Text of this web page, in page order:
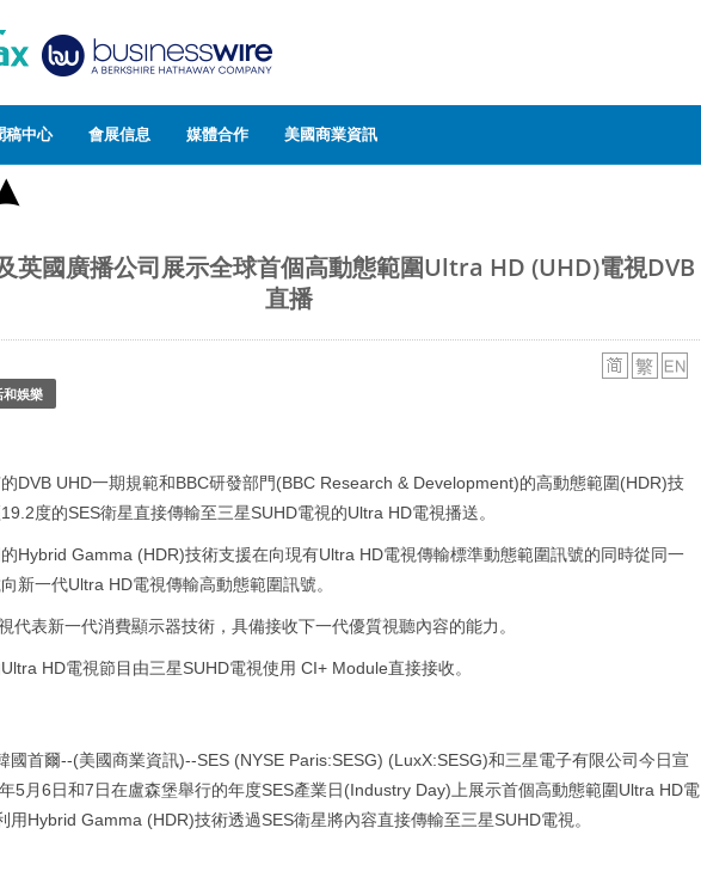
稿中心 會展信息 媒體合作 美國商業資訊
英國廣播公司展示全球首個高動態範圍Ultra HD (UHD)電視DVB
直播
和娛樂
DVB UHD一期規範和BBC研發部門(BBC Research & Development)的高動態範圍(HDR)技
度的SES衛星直接傳輸至三星SUHD電視的Ultra HD電視播送。
Hybrid Gamma (HDR)技術支援在向現有Ultra HD電視傳輸標準動態範圍訊號的同時從同一
新一代Ultra HD電視傳輸高動態範圍訊號。
代表新一代消費顯示器技術，具備接收下一代優質視聽內容的能力。
HD電視節目由三星SUHD電視使用 CI+ Module直接接收。
國首爾--(美國商業資訊)--SES (NYSE Paris:SESG) (LuxX:SESG)和三星電子有限公司今日宣
5月6日和7日在盧森堡舉行的年度SES產業日(Industry Day)上展示首個高動態範圍Ultra HD電
用Hybrid Gamma (HDR)技術透過SES衛星將內容直接傳輸至三星SUHD電視。